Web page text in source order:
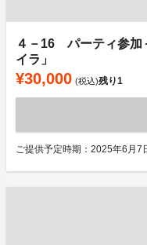
４－16 パーティ参加
イラ」
¥30,000 (税込)残り1
ご提供予定時期：2025年6月7